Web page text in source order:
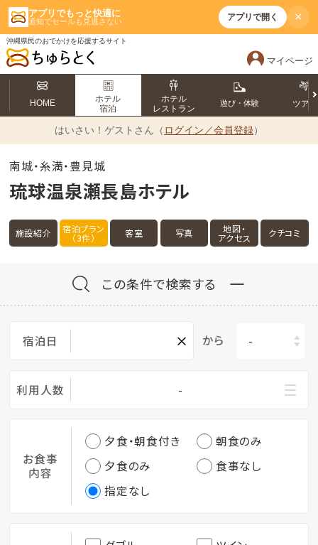
アプリでもっと快適に
通知でセールも見逃さない アプリで開く ×
沖縄県民のおでかけを応援するサイト
マイページ
HOME
ホテル
宿泊
ホテル
レストラン
遊び・体験 ツアー
はいさい！ ゲストさん（ ログイン／会員登録）
南城・糸満・豊見城
琉球温泉瀬長島ホテル
施設紹介 宿泊プラン
（3件） 客室 写真 地図・
アクセス クチコミ
この条件で検索する
宿泊日 × から
利用人数 -
お食事
内容
夕食・朝食付き
朝食のみ
夕食のみ
食事なし
指定なし